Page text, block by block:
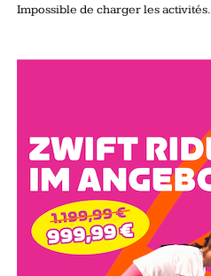
Impossible de charger les activités.